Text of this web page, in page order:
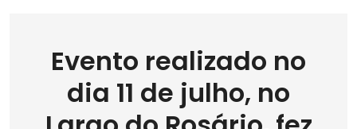
Evento realizado no
dia 11 de julho, no